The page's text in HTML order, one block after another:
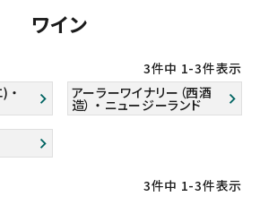
ワイン
3件中 1-3件表示
・
アーラーワイナリー（西酒
造） ・ ニュージーランド
3件中 1-3件表示